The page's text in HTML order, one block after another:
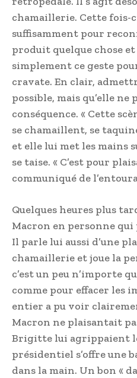
chamaillerie. Cette fois-
suffisamment pour
produit quelque chose
simplement ce geste
cravate. En clair,
possible, mais qu’elle ne
conséquence. « Cette
se chamaillent, se
et elle lui met les mains
se taise. « C’est pour
communiqué de
Quelques heures plus
Macron en personne qui
Il parle lui aussi d’une
chamaillerie et joue la
c’est un peu n’importe
comme pour effacer les
entier a pu voir
Macron ne plaisantait
Brigitte lui agrippaient
présidentiel s’offre une
dans la main. Un bon «